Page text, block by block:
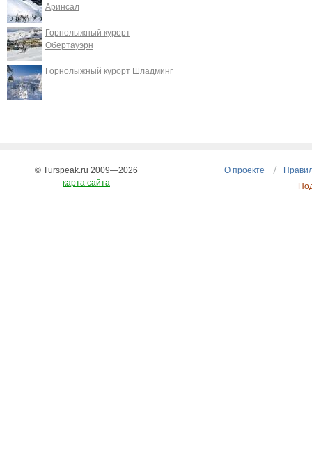
Аринсал
Горнолыжный курорт
Обертауэрн
Горнолыжный курорт Шладминг
О проекте
© Turspeak.ru 2009—2026
карта сайта